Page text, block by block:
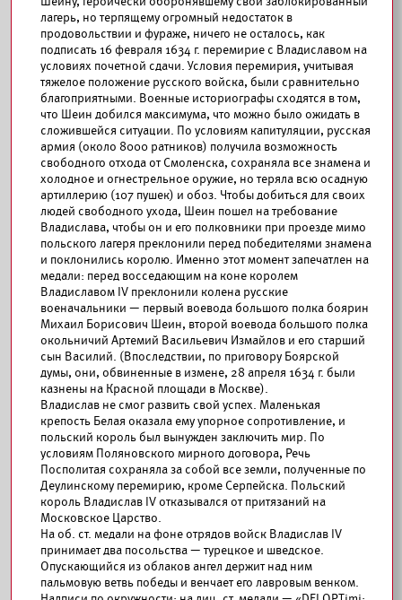
лагерь, но терпящему огромный недостаток в
продовольствии и фураже, ничего не осталось, как
подписать 16 февраля 1634 г. перемирие с Владиславом на
условиях почетной сдачи. Условия перемирия, учитывая
тяжелое положение русского войска, были сравнительно
благоприятными. Военные историографы сходятся в том,
что Шеин добился максимума, что можно было ожидать в
сложившейся ситуации. По условиям капитуляции, русская
армия (около 8000 ратников) получила возможность
свободного отхода от Смоленска, сохраняла все знамена и
холодное и огнестрельное оружие, но теряла всю осадную
артиллерию (107 пушек) и обоз. Чтобы добиться для своих
людей свободного ухода, Шеин пошел на требование
Владислава, чтобы он и его полковники при проезде мимо
польского лагеря преклонили перед победителями знамена
и поклонились королю. Именно этот момент запечатлен на
медали: перед восседающим на коне королем
Владиславом IV преклонили колена русские
военачальники — первый воевода большого полка боярин
Михаил Борисович Шеин, второй воевода большого полка
окольничий Артемий Васильевич Измайлов и его старший
сын Василий. (Впоследствии, по приговору Боярской
думы, они, обвиненные в измене, 28 апреля 1634 г. были
казнены на Красной площади в Москве).
Владислав не смог развить свой успех. Маленькая
крепость Белая оказала ему упорное сопротивление, и
польский король был вынужден заключить мир. По
условиям Поляновского мирного договора, Речь
Посполитая сохраняла за собой все земли, полученные по
Деулинскому перемирию, кроме Серпейска. Польский
король Владислав IV отказывался от притязаний на
Московское Царство.
На об. ст. медали на фоне отрядов войск Владислав IV
принимает два посольства — турецкое и шведское.
Опускающийся из облаков ангел держит над ним
пальмовую ветвь победы и венчает его лавровым венком.